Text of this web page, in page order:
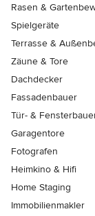
Rasen &
Spielgeräte
Terrasse &
Zäune & Tore
Dachdecker
Fassadenbauer
Tür- &
Garagentore
Fotografen
Heimkino & Hifi
Home Staging
Immobilienmakler